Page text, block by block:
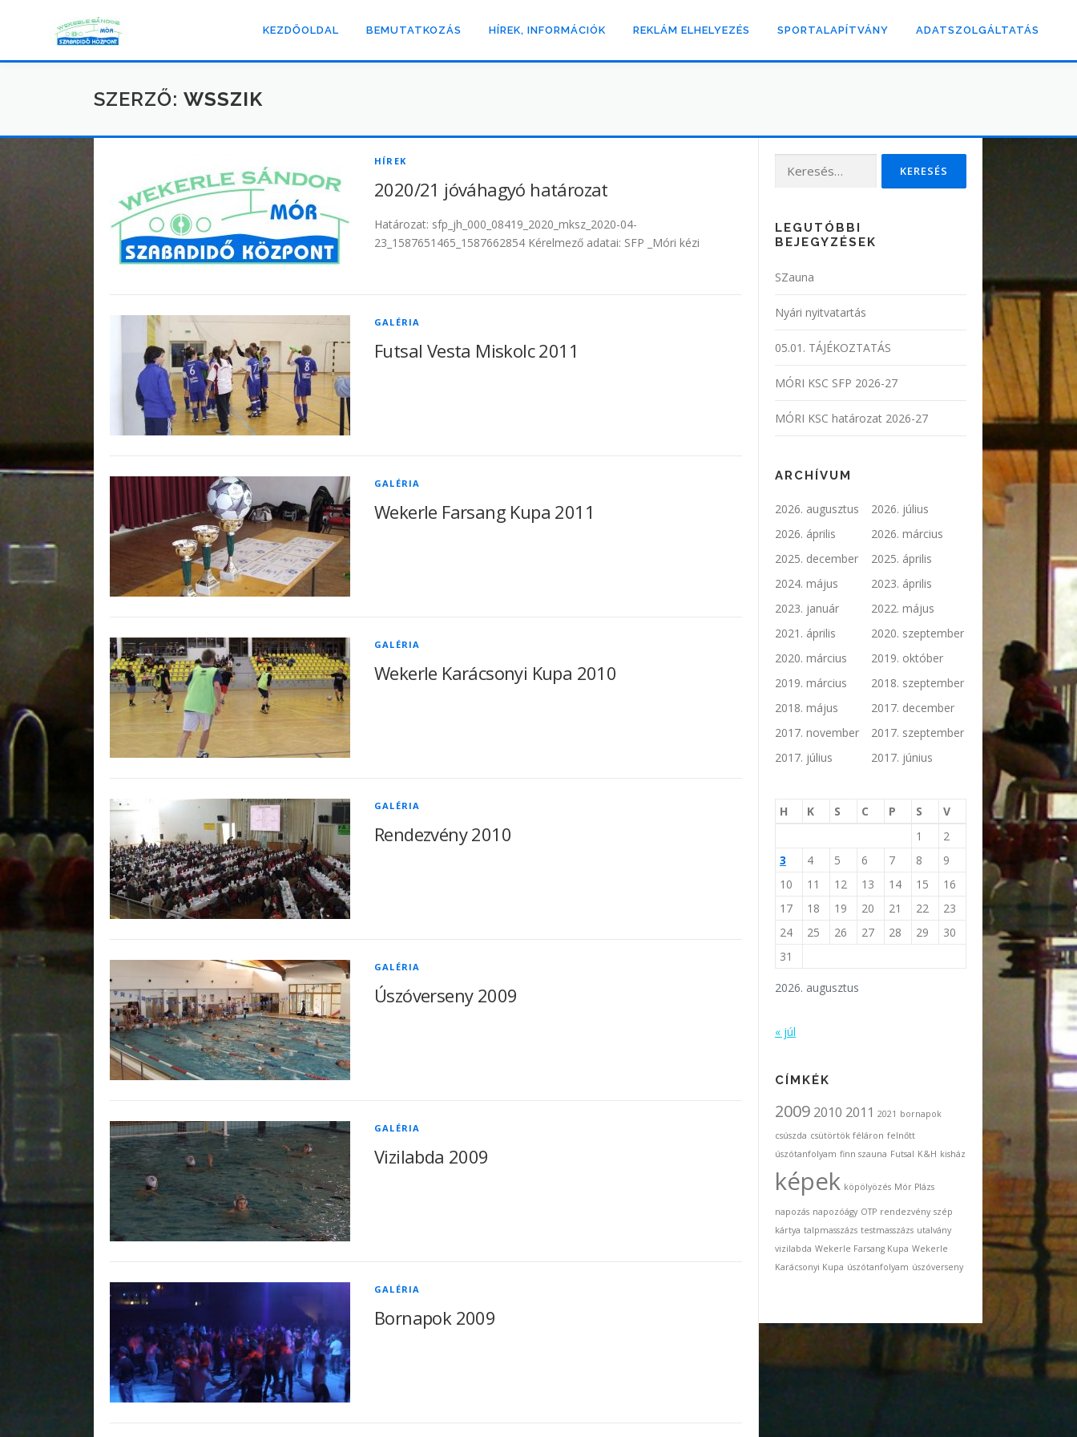
a
KEZDŐOLDAL BEMUTATKOZÁS HÍREK, INFORMÁCIÓK REKLÁM ELHELYEZÉS SPORTALAPÍTVÁNY ADATSZOLGÁLTATÁS
SZERZŐ: WSSZIK
HÍREK
2020/21 jóváhagyó határozat
Határozat: sfp_jh_000_08419_2020_mksz_2020-04-
23_1587651465_1587662854 Kérelmező adatai: SFP _Móri kézi
GALÉRIA
Futsal Vesta Miskolc 2011
GALÉRIA
Wekerle Farsang Kupa 2011
GALÉRIA
Wekerle Karácsonyi Kupa 2010
GALÉRIA
Rendezvény 2010
GALÉRIA
Úszóverseny 2009
GALÉRIA
Vizilabda 2009
GALÉRIA
Bornapok 2009
LEGUTÓBBI
BEJEGYZÉSEK
SZauna
Nyári nyitvatartás
05.01. TÁJÉKOZTATÁS
MÓRI KSC SFP 2026-27
MÓRI KSC határozat 2026-27
ARCHÍVUM
2026. augusztus
2026. július
2026. április
2026. március
2025. december
2025. április
2024. május
2023. április
2023. január
2022. május
2021. április
2020. szeptember
2020. március
2019. október
2019. március
2018. szeptember
2018. május
2017. december
2017. november
2017. szeptember
2017. július
2017. június
2026. augusztus
H K S C P S
V
1
2
3
4 5 6 7 8
9
10
11 12 13 14 15
16
17
18 19 20 21 22
23
24
25 26 27 28 29
30
31
« júl
CÍMKÉK
2009 2010 2011 2021 bornapok
csúszda csütörtök féláron felnőtt
úszótanfolyam finn szauna Futsal K&H kisház
képek köpölyözés Mór Plázs
napozás napozóágy OTP rendezvény szép
kártya talpmasszázs testmasszázs utalvány
vizilabda Wekerle Farsang Kupa Wekerle
Karácsonyi Kupa úszótanfolyam úszóverseny